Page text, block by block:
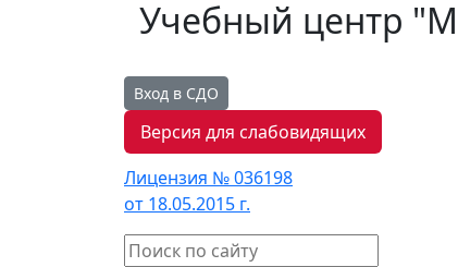
Учебный центр
Вход в СДО
Версия для слабовидящих
Лицензия № 036198
от 18.05.2015 г.